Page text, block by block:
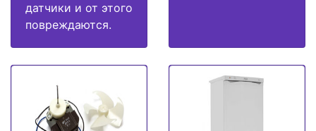
датчики и от этого
повреждаются.